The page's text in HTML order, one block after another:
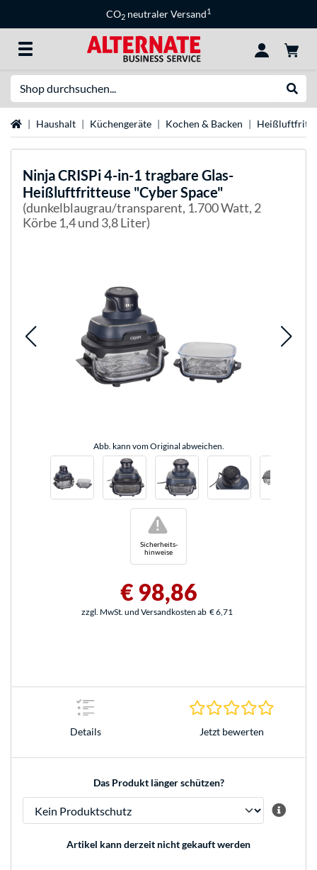
CO2 neutraler Versand1
StartseiteHaushalt Küchengeräte Kochen & Backen
NinjaCRISPi 4-in-1 tragbare Glas-
Heißluftfritteuse "Cyber Space"
(dunkelblaugrau/transparent, 1.700 Watt, 2
Körbe 1,4 und 3,8 Liter)
Abb. kann vom Original abweichen.
Sicherheits-
hinweise
!
€ 98,86
zzgl. MwSt. und Versandkosten ab € 6,71
Details Jetzt bewerten
Das Produkt länger schützen?
Artikel kann derzeit nicht gekauft werden